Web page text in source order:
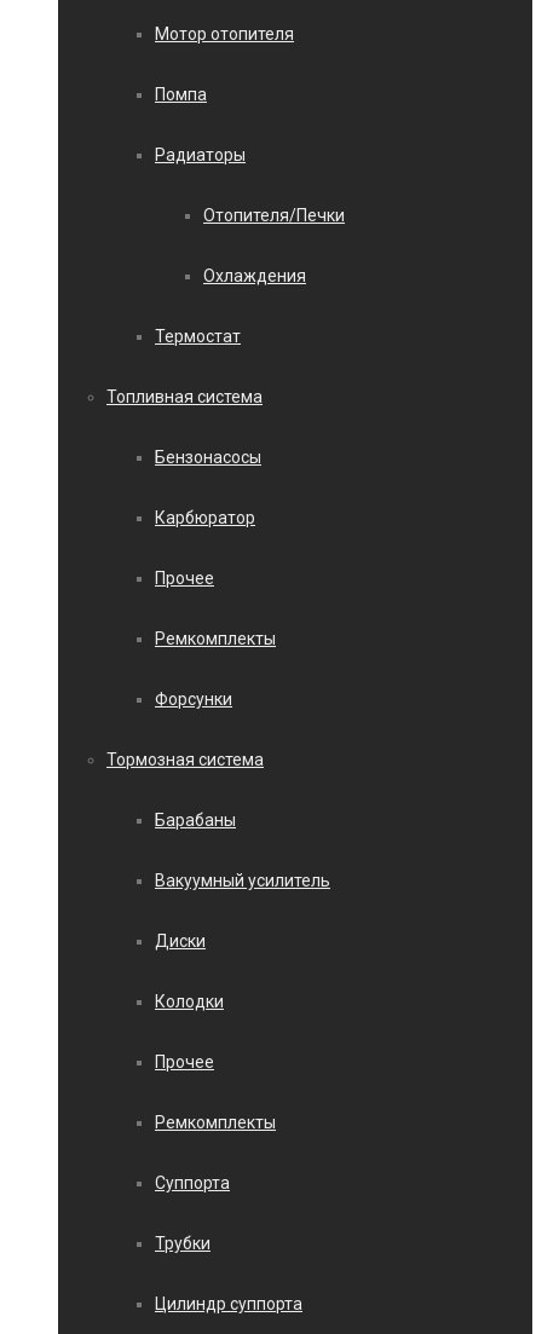
Мотор отопителя
Помпа
Радиаторы
Отопителя/Печки
Охлаждения
Термостат
Топливная система
Бензонасосы
Карбюратор
Прочее
Ремкомплекты
Форсунки
Тормозная система
Барабаны
Вакуумный усилитель
Диски
Колодки
Прочее
Ремкомплекты
Суппорта
Трубки
Цилиндр суппорта